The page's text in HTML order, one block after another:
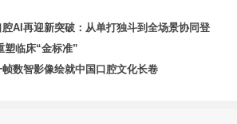
腔AI再迎新突破：从单打独斗到全场景协同登
塑临床“金标准”
帧数智影像绘就中国口腔文化长卷